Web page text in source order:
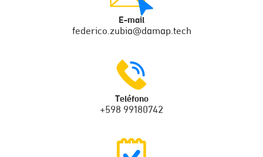
E-mail
federico.zubia@damap.tech
Teléfono
+598 99180742